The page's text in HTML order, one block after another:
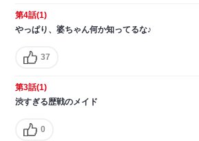
第4話(1)
やっぱり、婆ちゃん何か知ってるな♪
37
第3話(1)
渋すぎる歴戦のメイド
0